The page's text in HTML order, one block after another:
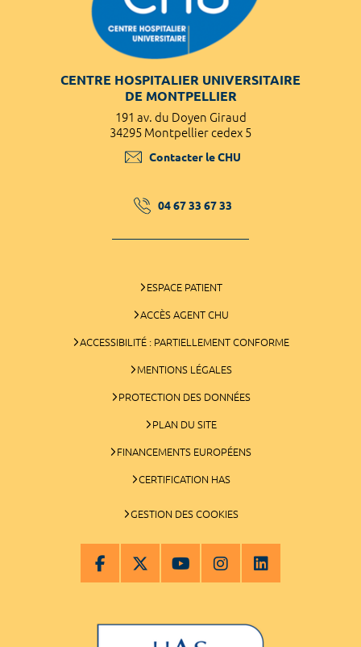
CENTRE HOSPITALIER UNIVERSITAIRE
DE MONTPELLIER
191 av. du Doyen Giraud
34295 Montpellier cedex 5
Contacter le CHU
04 67 33 67 33
ESPACE PATIENT
ACCÈS AGENT CHU
ACCESSIBILITÉ : PARTIELLEMENT CONFORME
MENTIONS LÉGALES
PROTECTION DES DONNÉES
PLAN DU SITE
FINANCEMENTS EUROPÉENS
CERTIFICATION HAS
GESTION DES COOKIES